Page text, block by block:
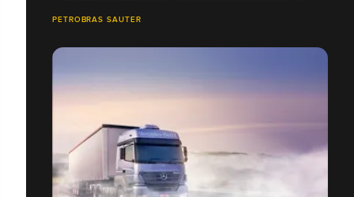
PETROBRAS SAUTER